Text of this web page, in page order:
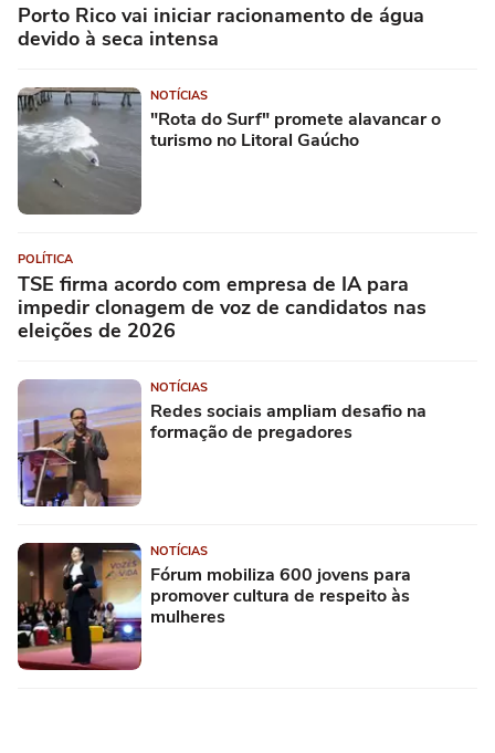
Porto Rico vai iniciar racionamento de água
devido à seca intensa
NOTÍCIAS
"Rota do Surf" promete alavancar o
turismo no Litoral Gaúcho
POLÍTICA
TSE firma acordo com empresa de IA para
impedir clonagem de voz de candidatos nas
eleições de 2026
NOTÍCIAS
Redes sociais ampliam desafio na
formação de pregadores
NOTÍCIAS
Fórum mobiliza 600 jovens para
promover cultura de respeito às
mulheres